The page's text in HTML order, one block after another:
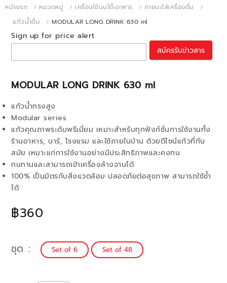
หน้าแรก หมวดหมู่ เครื่องใช้บนโต๊ะอาหาร
ภาชนะใส่เครื่องดื่ม
แก้วน้ำดื่ม
MODULAR LONG DRINK 630 ml
MODULAR LONG DRINK 630 ml
฿360
แก้วน้ำทรงสูง
Modular series
แก้วคุณภาพระดับพรีเมี่ยม เหมาะสำหรับทุกฟังก์ชั่นการใช้งานทั้ง
ร้านอาหาร, บาร์, โรงแรม และใช้ภายในบ้าน ด้วยดีไซน์แก้วที่ทัน
สมัย เหมาะแก่การใช้งานอย่างมีประสิทธิภาพและคงทน
ทนทานและสามารถเข้าเครื่องล้างจานได้
100% เป็นมิตรกับสิ่งแวดล้อม ปลอดภัยต่อสุขภาพ สามารถใช้ช้ำ
ได้
Sign up for price alert
สมัครรับข่าวสาร
ชุด Set of 6 Set of 48